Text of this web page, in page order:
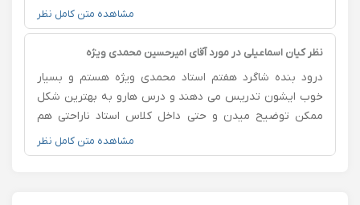
توضیح دادنشون و مثال‌هایی که میزنن باعث می‌شه مطالب
سخت، آسان و حتی شیرین بشن. از همه مهم‌تر، انرژی و نظم
کلاسشون باعث می‌شه آدم با انگیزه بشینه پای درس و
استاد خفن و پر انرژی ای رو داریم
مشاهده متن کامل نظر
نظر کیان اسماعیلی در مورد آقای امیرحسین محمدی ویژه
درود بنده شاگرد هفتم استاد محمدی ویژه هستم و بسیار
خوب ایشون تدریس می دهند و درس هارو به بهترین شکل
ممکن توضیح میدن و حتی داخل کلاس استاد ناراحتی هم
وجود نداره و با کمک استاد درس هارو به ساده ترین شکل یاد
میگیرم که مثل استاد دانشگاه درس میده و همیشه شیک و
مشاهده متن کامل نظر